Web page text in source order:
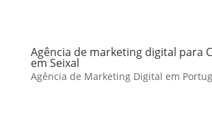
Agência de marketing digital para
em Seixal
Agência de Marketing Digital em